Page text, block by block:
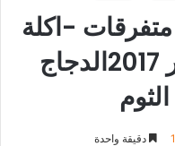
-اكلة
اليوم الجمعة 31اذار 2017الدجاج
دقيقة واحدة